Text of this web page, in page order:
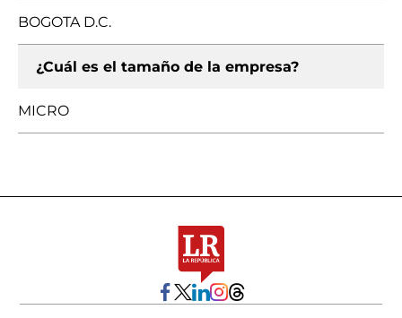
BOGOTA D.C.
¿Cuál es el tamaño de la empresa?
MICRO